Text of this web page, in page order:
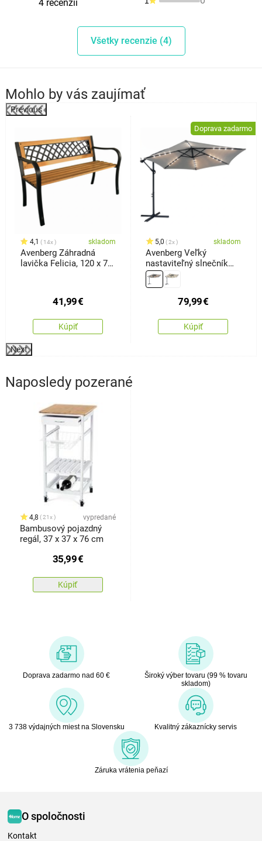
4 recenzií
Všetky recenzie (4)
Mohlo by vás zaujímať
Previous
4,1 14x skladom
Avenberg Záhradná
lavička Felicia, 120 x 74
41,99€
Kúpiť
Doprava zadarmo
5,0 2x skladom
Avenberg Veľký
nastaviteľný slnečník
Sunny LED300, sivý
79,99€
Kúpiť
Next
Naposledy pozerané
4,8 21x vypredané
Bambusový pojazdný
regál, 37 x 37 x 76 cm
35,99€
Kúpiť
Doprava zadarmo nad 60 €
Široký výber tovaru (99 % tovaru
skladom)
3 738 výdajných miest na Slovensku Kvalitný zákaznícky servis
Záruka vrátenia peňazí
O spoločnosti
Kontakt